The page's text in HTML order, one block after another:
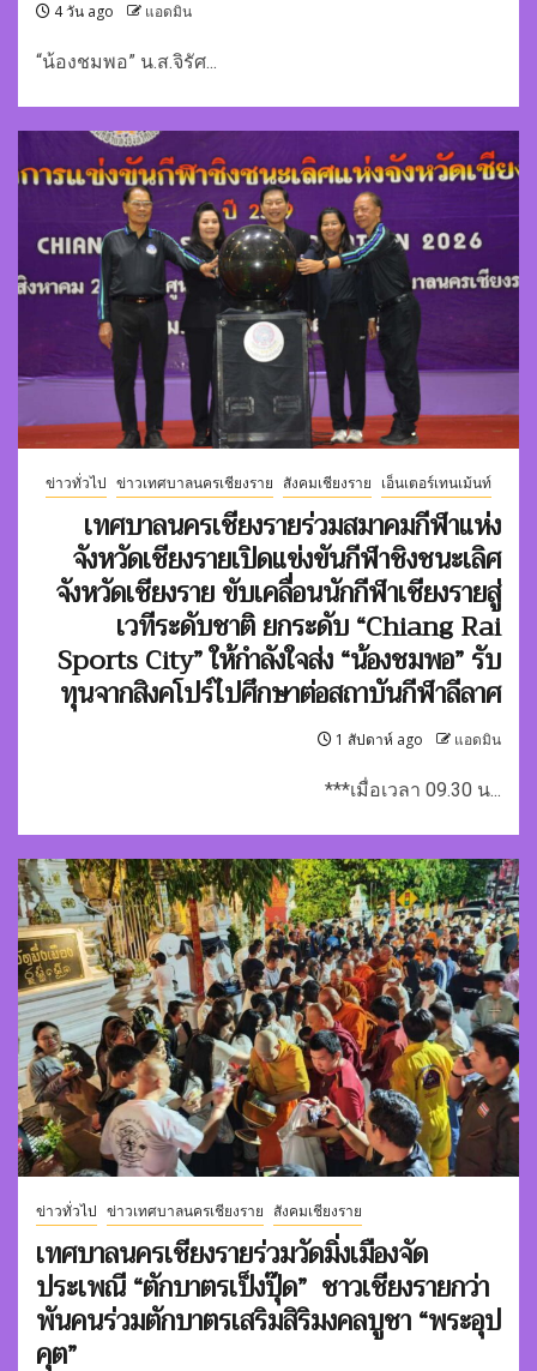
4 วัน ago แอดมิน
“น้องชมพอ” น.ส.จิรัศ...
ข่าวทั่วไป ข่าวเทศบาลนครเชียงราย สังคมเชียงราย เอ็นเตอร์เทนเม้นท์
เทศบาลนครเชียงรายร่วมสมาคมกีฬาแห่ง
จังหวัดเชียงรายเปิดแข่งขันกีฬาชิงชนะเลิศ
จังหวัดเชียงราย ขับเคลื่อนนักกีฬาเชียงรายสู่
เวทีระดับชาติ ยกระดับ “Chiang Rai
Sports City” ให้กำลังใจส่ง “น้องชมพอ” รับ
ทุนจากสิงคโปร์ไปศึกษาต่อสถาบันกีฬาลีลาศ
1 สัปดาห์ ago แอดมิน
***เมื่อเวลา 09.30 น...
ข่าวทั่วไป ข่าวเทศบาลนครเชียงราย สังคมเชียงราย
เทศบาลนครเชียงรายร่วมวัดมิ่งเมืองจัด
ประเพณี “ตักบาตรเป็งปุ๊ด” ชาวเชียงรายกว่า
พันคนร่วมตักบาตรเสริมสิริมงคลบูชา “พระอุป
คุต”